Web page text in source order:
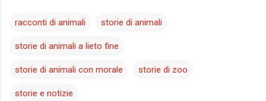
racconti di animali storie di animali
storie di animali a lieto fine
storie di animali con morale storie di zoo
storie e notizie